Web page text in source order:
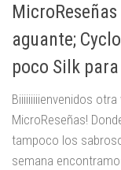
aguante;
poco Silk
Biiiiiiiiienvenidos
MicroReseñas!
tampoco los
semana